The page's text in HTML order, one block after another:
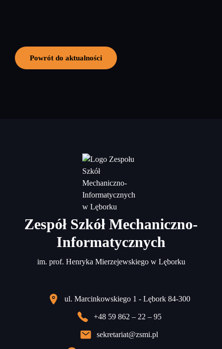
Powrót do aktualności
Zespół Szkół Mechaniczno-
Informatycznych
im. prof. Henryka Mierzejewskiego w Lęborku
ul. Marcinkowskiego 1 - Lębork 84-300
+48 59 862 – 22 – 95
sekretariat@zsmi.pl